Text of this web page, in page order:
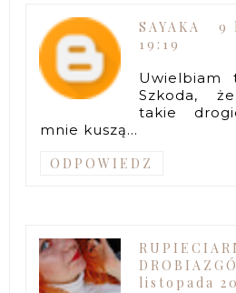
SAYAKA
9
19:19
Uwielbiam
Szkoda,
takie
mnie kuszą...
ODPOWIEDZ
listopada